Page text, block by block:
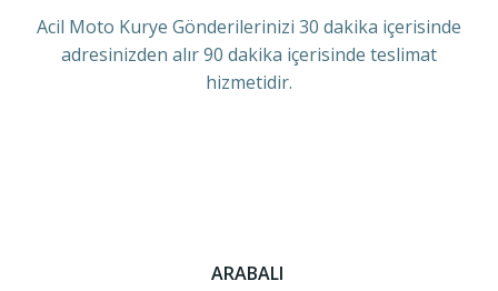
Acil Moto Kurye Gönderilerinizi 30 dakika içerisinde
adresinizden alır 90 dakika içerisinde teslimat
hizmetidir.
ARABALI